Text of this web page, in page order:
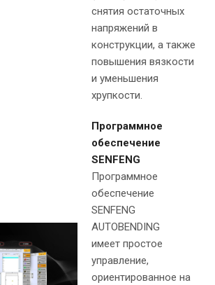
снятия остаточных
напряжений в
конструкции, а также
повышения вязкости
и уменьшения
хрупкости.
Программное
обеспечение
SENFENG
Программное
обеспечение
SENFENG
AUTOBENDING
имеет простое
управление,
ориентированное на